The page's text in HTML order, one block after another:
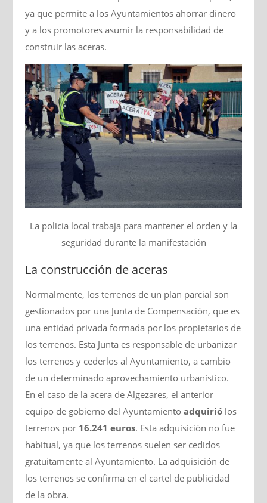
ya que permite a los Ayuntamientos ahorrar dinero
y a los promotores asumir la responsabilidad de
construir las aceras.
La policía local trabaja para mantener el orden y la
seguridad durante la manifestación
La construcción de aceras
Normalmente, los terrenos de un plan parcial son
gestionados por una Junta de Compensación, que es
una entidad privada formada por los propietarios de
los terrenos. Esta Junta es responsable de urbanizar
los terrenos y cederlos al Ayuntamiento, a cambio
de un determinado aprovechamiento urbanístico.
En el caso de la acera de Algezares, el anterior
equipo de gobierno del Ayuntamientoadquirió los
terrenos por 16.241 euros. Esta adquisición no fue
habitual, ya que los terrenos suelen ser cedidos
gratuitamente al Ayuntamiento. La adquisición de
los terrenos se confirma en el cartel de publicidad
de la obra.